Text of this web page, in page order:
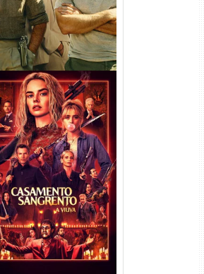
Sangrento: A
Torrent (2026) WEB-DL
1080p/4K Dual Áudio